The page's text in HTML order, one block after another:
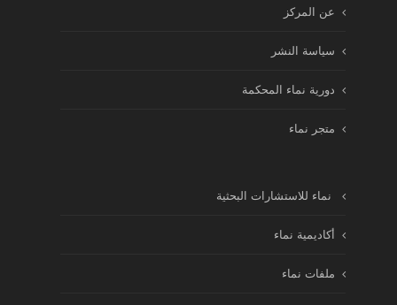
عن المركز
سياسة النشر
دورية نماء المحكمة
متجر نماء
نماء للاستشارات البحثية
أكاديمية نماء
ملفات نماء